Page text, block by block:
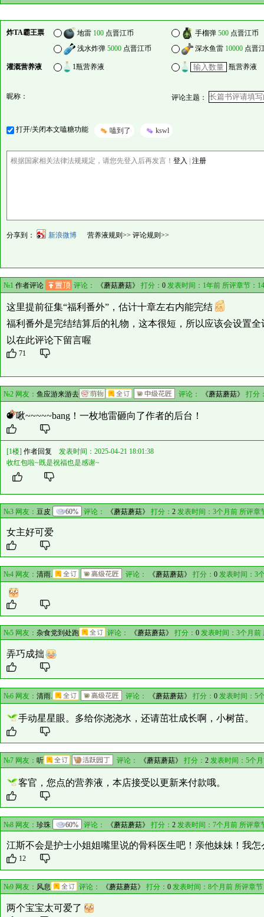
炸TA霸王票 地雷 100 点晋江币 手榴弹 500 点晋江币
浅水炸弹 5000 点晋江币 深水鱼雷 10000 点晋
灌溉营养液 1瓶营养液 瓶营养液
昵称： 评论主题：
打开/关闭本文嗑糖功能 嗑到了 kswl
根据国家相关法律法规规定，请您先登入后再发言！ 登入 | 注册
分享到： 新浪微博 营养液规则>> 评论规则>>
№1 作者评论 评论： 《蘑菇蘑菇》 打分： 0 发表时间：1年前 所评章节： 14
这里提前征集“福利番外”，估计十章左右内能完结
福利番外是完结结算后的礼物，这本很短，所以应该会设置全
以在此评论下留言喔
71
№2 网友： 鱼应游来游去 评论： 《蘑菇蘑菇》 打分
啾~~~~~bang！一枚地雷砸向了作者的后台！
[1楼] 作者回复 发表时间：2025-04-21 18:01:38
收红包啦~既是祝福也是感谢~
№3 网友： 豆皮 60% 评论： 《蘑菇蘑菇》 打分： 2 发表时间：3个月前 所评章
女主好可爱
№4 网友： 清雨. 评论： 《蘑菇蘑菇》 打分： 0发表时间：3
№5 网友： 杂食党到处跑 评论： 《蘑菇蘑菇》 打分： 0 发表时间：3个月前
弄巧成拙
№6 网友： 清雨. 评论： 《蘑菇蘑菇》 打分： 0发表时间：5
手动星星眼。多给你浇浇水，还请茁壮成长啊，小树苗。
№7 网友： 听 评论： 《蘑菇蘑菇》 打分： 2发表时间：5个
客官，您点的营养液，本店接受以更新来付款哦。
№8 网友： 珍珠 60% 评论： 《蘑菇蘑菇》 打分： 2 发表时间：7个月前 所评章
江斯不会是护士小姐姐嘴里说的骨科医生吧！亲他妹妹！我
12
№9 网友： 风息 评论： 《蘑菇蘑菇》 打分： 0 发表时间：8个月前 所评章
两个宝宝太可爱了